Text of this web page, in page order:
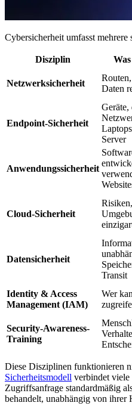
Cybersicherheit umfasst
Disziplin
Netzwerksicherheit
Daten
Endpoint-Sicherheit
Server
Anwendungssicherheit
Cloud-Sicherheit
Datensicherheit
Transit
Identity & Access
Management (IAM)
Wer
Security-Awareness-
Training
Diese Disziplinen funktionieren
Sicherheitsmodell verbindet viele
Zugriffsanfrage standardmäßig
behandelt, unabhängig von ihrer